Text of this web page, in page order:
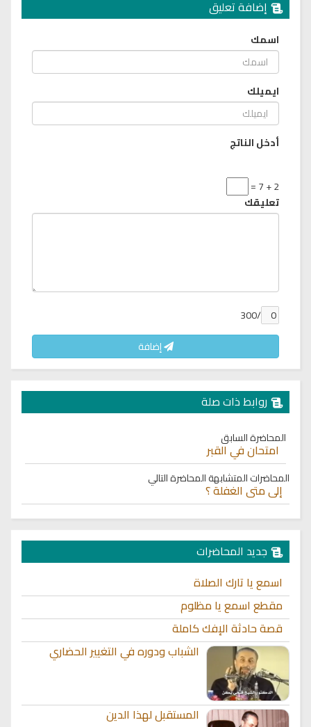
إضافة تعليق
اسمك
ايميلك
أدخل الناتج
2 + 7 =
تعليقك
/300
إضافة
روابط ذات صلة
المحاضرة السابق
امتحان في القبر
المحاضرات المتشابهةالمحاضرة التالي
إلى متى الغفلة ؟
جديد المحاضرات
اسمع يا تارك الصلاة
مقطع اسمع يا مظلوم
قصة حادثة الإفك كاملة
الشباب ودوره في التغيير الحضاري
المستقبل لهذا الدين